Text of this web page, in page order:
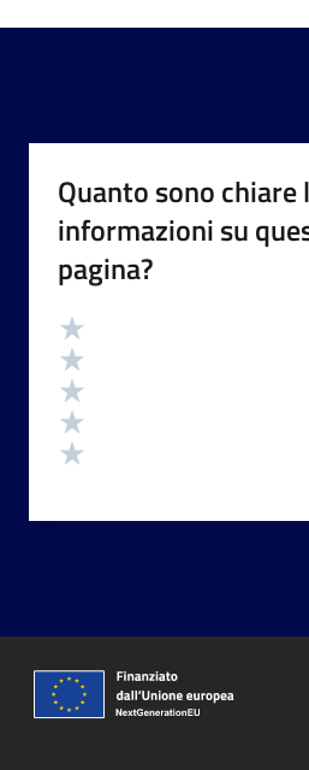
Quanto sono chiare
informazioni su
pagina?
Valutazione